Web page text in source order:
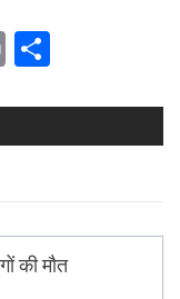
Print
की मौत